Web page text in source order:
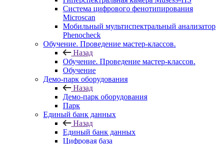
Система цифрового фенотипирования
Microscan
Мобильный мультиспектральный анализатор
Phenocheck
Обучение. Проведение мастер-классов.
Назад
Обучение. Проведение мастер-классов.
Обучение
Демо-парк оборудования
Назад
Демо-парк оборудования
Парк
Единый банк данных
Назад
Единый банк данных
Цифровая база